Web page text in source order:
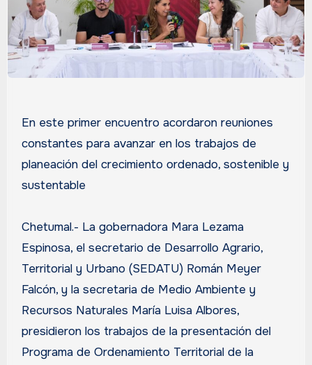
En este primer encuentro acordaron reuniones
constantes para avanzar en los trabajos de
planeación del crecimiento ordenado, sostenible y
sustentable
Chetumal.- La gobernadora Mara Lezama
Espinosa, el secretario de Desarrollo Agrario,
Territorial y Urbano (SEDATU) Román Meyer
Falcón, y la secretaria de Medio Ambiente y
Recursos Naturales María Luisa Albores,
presidieron los trabajos de la presentación del
Programa de Ordenamiento Territorial de la